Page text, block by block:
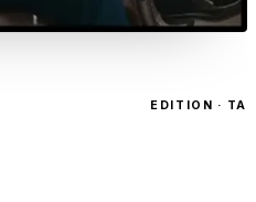
EDITION · TA